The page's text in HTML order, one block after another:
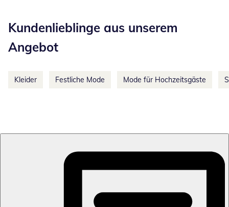
Kundenlieblinge aus unserem
Angebot
Kleider Festliche Mode Mode für Hochzeitsgäste